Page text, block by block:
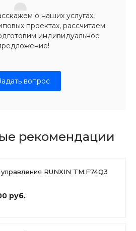
о наших услугах,
проектах, рассчитаем
индивидуальное
вопрос
рекомендации
RUNXIN TM.F74Q3
руб.